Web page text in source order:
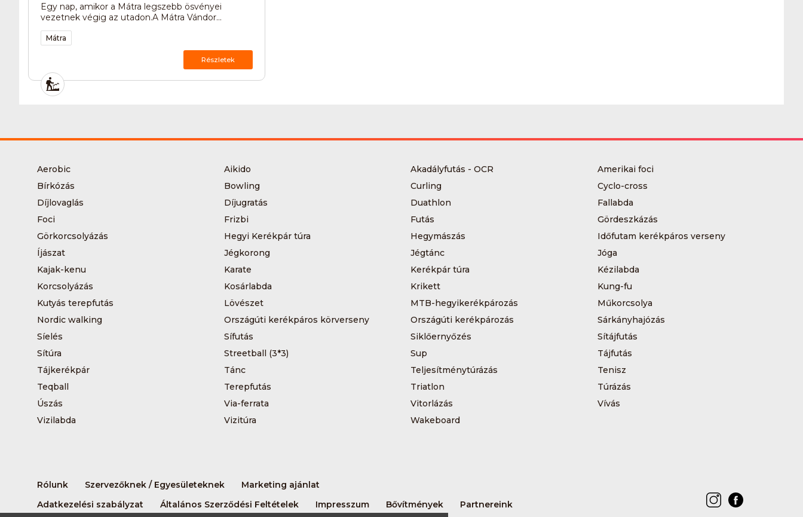
Egy nap, amikor a Mátra legszebb ösvényei
vezetnek végig az utadon.A Mátra Vándor...
Mátra
Részletek
Aerobic Aikido Akadályfutás - OCR
Amerikai foci
Bírkózás
Bowling Curling
Cyclo-cross
Díjlovaglás
Díjugratás Duathlon
Fallabda
Foci
Frizbi Futás
Gördeszkázás
Görkorcsolyázás
Hegyi Kerékpár túra Hegymászás
Időfutam kerékpáros verseny
Íjászat
Jégkorong Jégtánc
Jóga
Kajak-kenu
Karate Kerékpár túra
Kézilabda
Korcsolyázás
Kosárlabda Krikett
Kung-fu
Kutyás terepfutás
Lövészet MTB-hegyikerékpározás
Műkorcsolya
Nordic walking
Országúti kerékpáros körverseny Országúti kerékpározás
Sárkányhajózás
Síelés
Sífutás Siklőernyőzés
Sítájfutás
Sítúra
Streetball (3*3) Sup
Tájfutás
Tájkerékpár
Tánc Teljesítménytúrázás
Tenisz
Teqball
Terepfutás Triatlon
Túrázás
Úszás
Via-ferrata Vitorlázás
Vívás
Vizilabda
Vizitúra Wakeboard
Rólunk Szervezőknek / Egyesületeknek
Marketing ajánlat
Adatkezelési szabályzat
Általános Szerződési Feltételek Impresszum Bővítmények Partnereink